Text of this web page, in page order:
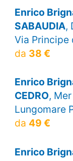
Enrico
SABAUDIA,
Via Principe
da 38 €
Enrico
CEDRO,
Lungomare
da 49 €
Enrico